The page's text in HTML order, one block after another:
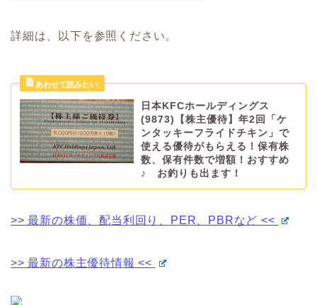
詳細は、以下を参照ください。
日本KFCホールディングス
(9873)【株主優待】年2回「ケ
ンタッキーフライドチキン」で
使える優待がもらえる！保有株
数、保有件数で増額！おすすめ
♪ お釣りも出ます！
>> 最新の株価、配当利回り、PER、PBRなど <<
>> 最新の株主優待情報 <<